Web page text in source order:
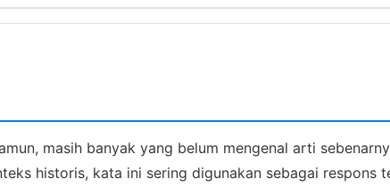
masih banyak yang belum mengenal arti
historis, kata ini sering digunakan sebagai respons